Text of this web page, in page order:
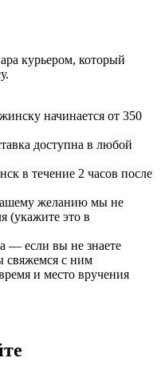
курьером, который
начинается от 350
доступна в любой
в течение 2 часов после
желанию мы не
(укажите это в
— если вы не знаете
свяжемся с ним
и место вручения